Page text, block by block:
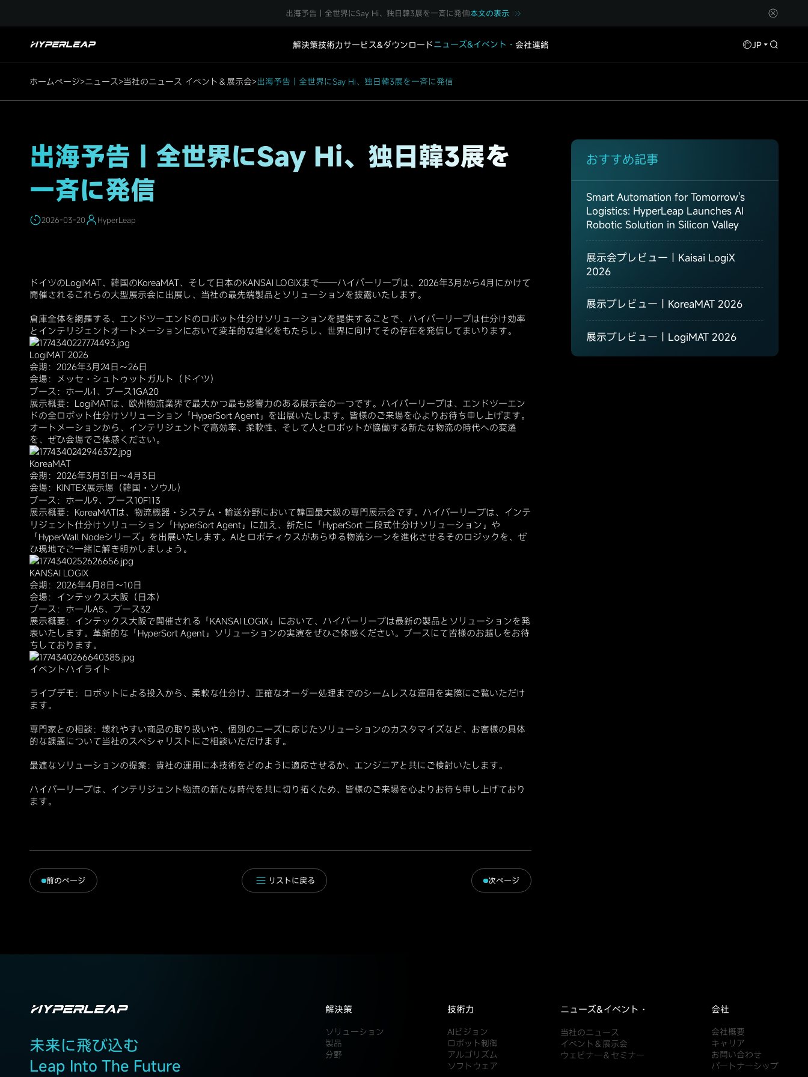
出海予告｜全世界にSay Hi、独日韓3展を一斉に発信本文の表示
解決策技術力サービス&ダウンロードニューズ&イベント・ 会社連絡 JP
ホームページ>ニュース>当社のニュース イベント＆展示会>出海予告｜全世界にSay Hi、独日韓3展を一斉に発信
出海予告｜全世界にSay Hi、独日韓3展を
一斉に発信
2026-03-20 HyperLeap
ドイツのLogiMAT、韓国のKoreaMAT、そして日本のKANSAI LOGIXまで――ハイパーリープは、2026年3月から4月にかけて
開催されるこれらの大型展示会に出展し、当社の最先端製品とソリューションを披露いたします。
倉庫全体を網羅する、エンドツーエンドのロボット仕分けソリューションを提供することで、ハイパーリープは仕分け効率
とインテリジェントオートメーションにおいて変革的な進化をもたらし、世界に向けてその存在を発信してまいります。
LogiMAT 2026
会期：2026年3月24日～26日
会場：メッセ・シュトゥットガルト（ドイツ）
ブース：ホール1、ブース1GA20
展示概要：LogiMATは、欧州物流業界で最大かつ最も影響力のある展示会の一つです。ハイパーリープは、エンドツーエン
ドの全ロボット仕分けソリューション「HyperSort Agent」を出展いたします。皆様のご来場を心よりお待ち申し上げます。
オートメーションから、インテリジェントで高効率、柔軟性、そして人とロボットが協働する新たな物流の時代への変遷
を、ぜひ会場でご体感ください。
KoreaMAT
会期：2026年3月31日～4月3日
会場：KINTEX展示場（韓国・ソウル）
ブース：ホール9、ブース10F113
展示概要：KoreaMATは、物流機器・システム・輸送分野において韓国最大級の専門展示会です。ハイパーリープは、インテ
リジェント仕分けソリューション「HyperSort Agent」に加え、新たに「HyperSort 二段式仕分けソリューション」や
「HyperWall Nodeシリーズ」を出展いたします。AIとロボティクスがあらゆる物流シーンを進化させるそのロジックを、ぜ
ひ現地でご一緒に解き明かしましょう。
KANSAI LOGIX
会期：2026年4月8日～10日
会場：インテックス大阪（日本）
ブース：ホールA5、ブース32
展示概要：インテックス大阪で開催される「KANSAI LOGIX」において、ハイパーリープは最新の製品とソリューションを発
表いたします。革新的な「HyperSort Agent」ソリューションの実演をぜひご体感ください。ブースにて皆様のお越しをお待
ちしております。
イベントハイライト
ライブデモ：ロボットによる投入から、柔軟な仕分け、正確なオーダー処理までのシームレスな運用を実際にご覧いただけ
ます。
専門家との相談：壊れやすい商品の取り扱いや、個別のニーズに応じたソリューションのカスタマイズなど、お客様の具体
的な課題について当社のスペシャリストにご相談いただけます。
最適なソリューションの提案：貴社の運用に本技術をどのように適応させるか、エンジニアと共にご検討いたします。
ハイパーリープは、インテリジェント物流の新たな時代を共に切り拓くため、皆様のご来場を心よりお待ち申し上げており
ます。
前のページ リストに戻る 次ページ
おすすめ記事
Smart Automation for Tomorrow's
Logistics: HyperLeap Launches AI
Robotic Solution in Silicon Valley
展示会プレビュー｜Kaisai LogiX
2026
展示プレビュー｜KoreaMAT 2026
展示プレビュー｜LogiMAT 2026
未来に飛び込む
Leap Into The Future
解決策
ソリューション
製品
分野
技術力
AIビジョン
ロボット制御
アルゴリズム
ソフトウェア
ニューズ&イベント・
当社のニュース
イベント＆展示会
ウェビナー＆セミナー
会社
会社概要
キャリア
お問い合わせ
パートナーシップ